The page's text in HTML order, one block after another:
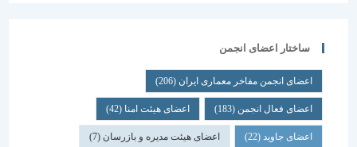
ساختار اعضای انجمن
اعضای انجمن مفاخر معماری ایران (206)
اعضای فعال انجمن(183) اعضای هیئت امنا(42)
اعضای جاوید(22) اعضای هیئت مدیره و بازرسان(7)